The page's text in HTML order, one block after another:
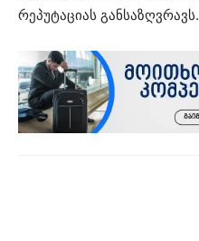
რეპუტაციას განსაზღვრავს.